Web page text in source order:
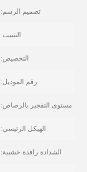
تصميم الرسم:
التثبيت:
التخصيص:
رقم الموديل:
مستوى التفجير بالرصاص:
الهيكل الرئيسي:
الشدادة رافدة خشبية: